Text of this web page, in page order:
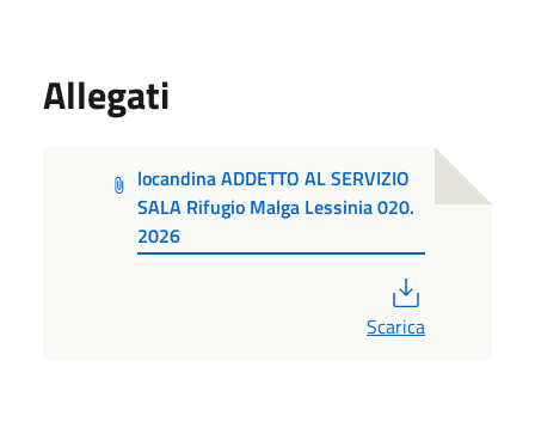
Allegati
locandina ADDETTO AL SERVIZIO
SALA Rifugio Malga Lessinia 020.
2026
Scarica